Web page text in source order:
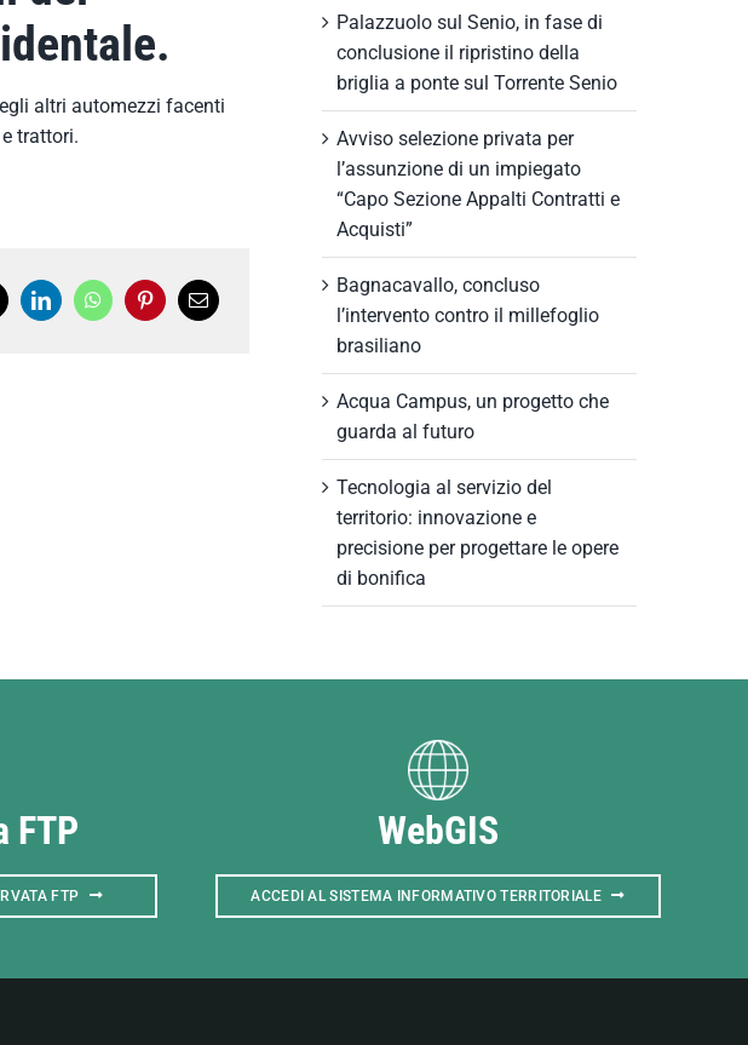
altri automezzi facenti
trattori.
Palazzuolo sul Senio, in fase di
conclusione il ripristino della
briglia a ponte sul Torrente Senio
Avviso selezione privata per
l’assunzione di un impiegato
“Capo Sezione Appalti Contratti e
Acquisti”
Bagnacavallo, concluso
l’intervento contro il millefoglio
brasiliano
Acqua Campus, un progetto che
guarda al futuro
Tecnologia al servizio del
territorio: innovazione e
precisione per progettare le opere
di bonifica
FTP
FTP
WebGIS
ACCEDI AL SISTEMA INFORMATIVO TERRITORIALE